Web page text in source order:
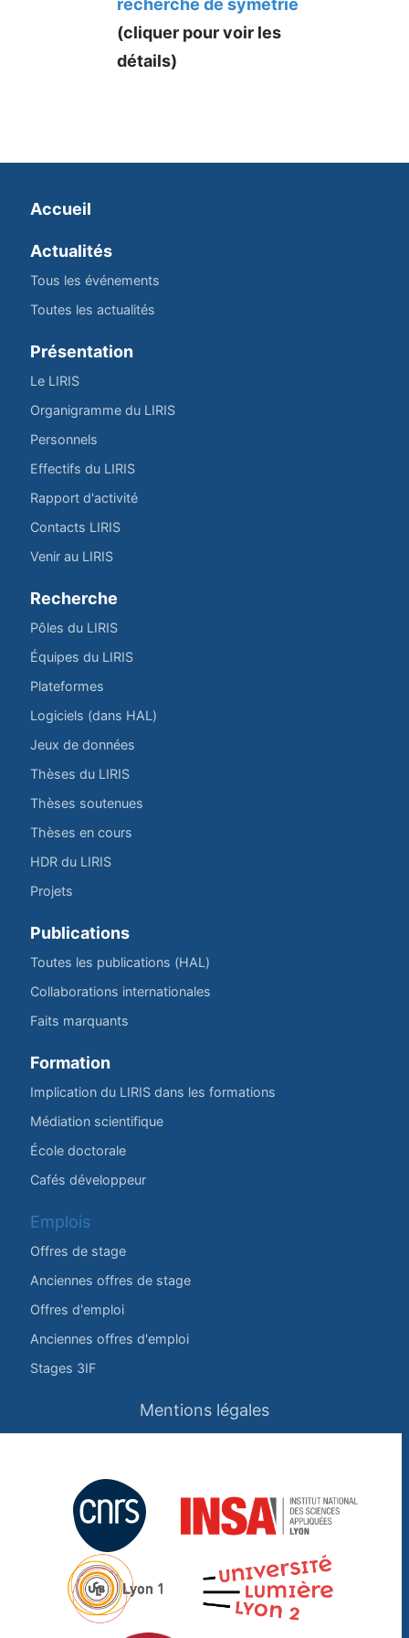
recherche de symétrie
(cliquer pour voir les
détails)
Accueil
Actualités
Tous les événements
Toutes les actualités
Présentation
Le LIRIS
Organigramme du LIRIS
Personnels
Effectifs du LIRIS
Rapport d'activité
Contacts LIRIS
Venir au LIRIS
Recherche
Pôles du LIRIS
Équipes du LIRIS
Plateformes
Logiciels (dans HAL)
Jeux de données
Thèses du LIRIS
Thèses soutenues
Thèses en cours
HDR du LIRIS
Projets
Publications
Toutes les publications (HAL)
Collaborations internationales
Faits marquants
Formation
Implication du LIRIS dans les formations
Médiation scientifique
École doctorale
Cafés développeur
Emplois
Offres de stage
Anciennes offres de stage
Offres d'emploi
Anciennes offres d'emploi
Stages 3IF
Mentions légales